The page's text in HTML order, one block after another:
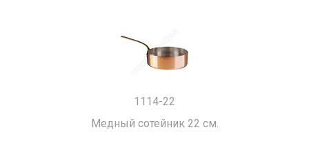
1114-22
Медный сотейник 22 см.